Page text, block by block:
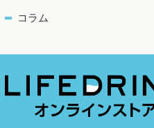
コラム